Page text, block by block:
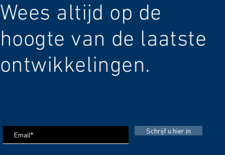
Wees altijd op de
hoogte van de laatste
ontwikkelingen.
Schrijf u hier in